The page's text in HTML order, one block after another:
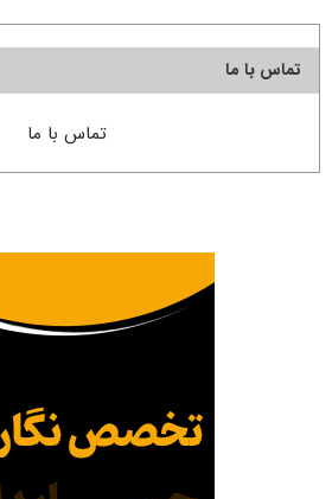
تماس با ما
تماس با ما